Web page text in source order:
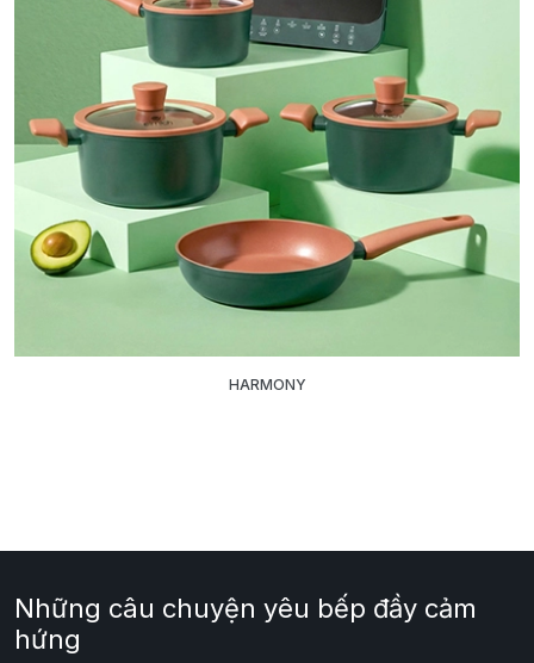
HARMONY
Những câu chuyện yêu bếp đầy cảm
hứng